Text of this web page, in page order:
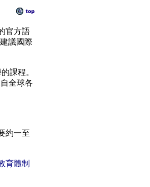
官方語
議國際
課程。
全球各
約一至
育體制